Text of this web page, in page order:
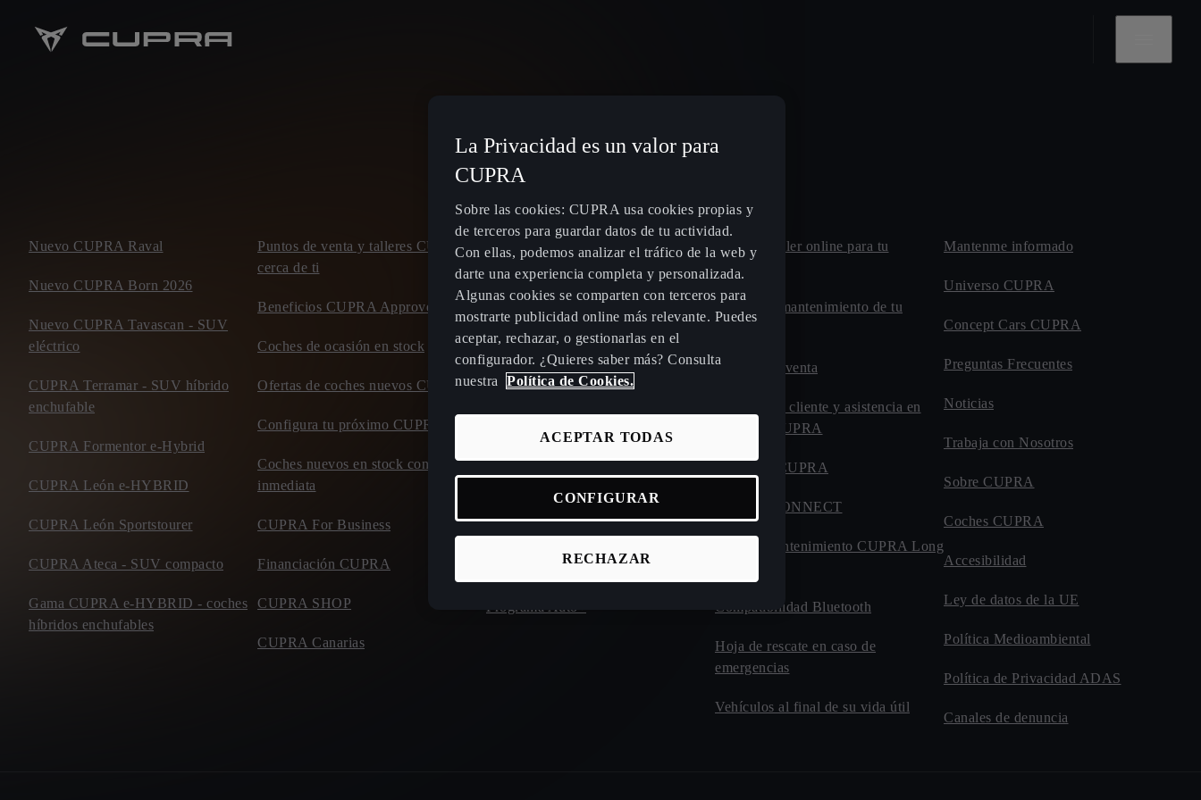
Spain Español
Nuevo CUPRA Raval
Nuevo CUPRA Born 2026
Nuevo CUPRA Tavascan - SUV
eléctrico
CUPRA Terramar - SUV híbrido
enchufable
CUPRA Formentor e-Hybrid
CUPRA León e-HYBRID
CUPRA León Sportstourer
CUPRA Ateca - SUV compacto
Gama CUPRA e-HYBRID - coches
híbridos enchufables
Puntos de venta y talleres CUPRA
cerca de ti
Beneficios CUPRA Approved
Coches de ocasión en stock
Ofertas de coches nuevos CUPRA
Configura tu próximo CUPRA
Coches nuevos en stock con entrega
inmediata
CUPRA For Business
Financiación CUPRA
CUPRA SHOP
CUPRA Canarias
Planifica tu ruta - Estaciones de
recarga eléctrica
Tarifas de carga para coches híbridos
enchufables y eléctricos
Carga tu CUPRA en casa
Calculadora de autonomía y consumo
Calculadora tiempos de carga de
Incentivos y beneficios
Programa Auto+
Pide cita taller online para tu
CUPRA
Calcula el mantenimiento de tu
Ofertas Posventa
Atención al cliente y asistencia en
carretera CUPRA
Manuales CUPRA
CUPRA CONNECT
Plan de mantenimiento CUPRA Long
Compatibilidad Bluetooth
Hoja de rescate en caso de
emergencias
Vehículos al final de su vida útil
Mantenme informado
Universo CUPRA
Concept Cars CUPRA
Preguntas Frecuentes
Noticias
Trabaja con Nosotros
Sobre CUPRA
Coches CUPRA
Accesibilidad
Ley de datos de la UE
Política Medioambiental
Política de Privacidad ADAS
Canales de denuncia
La Privacidad es un valor para
CUPRA
Sobre las cookies: CUPRA usa cookies propias y
de terceros para guardar datos de tu actividad.
Con ellas, podemos analizar el tráfico de la web y
darte una experiencia completa y personalizada.
Algunas cookies se comparten con terceros para
mostrarte publicidad online más relevante. Puedes
aceptar, rechazar, o gestionarlas en el
configurador. ¿Quieres saber más? Consulta
nuestra
Política de Cookies.
RECHAZAR
ACEPTAR TODAS
CONFIGURAR